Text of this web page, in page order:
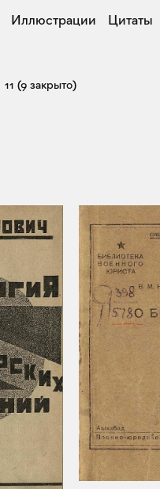
Иллюстрации Цитаты
11 (9 закрыто)